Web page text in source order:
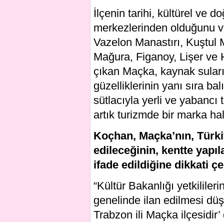
İlçenin tarihi, kültürel ve
merkezlerinden olduğunu
Vazelon Manastırı, Kuştul
Mağura, Figanoy, Lişer ve
çıkan Maçka, kaynak
güzelliklerinin yanı sıra
sütlacıyla yerli ve
artık turizmde bir marka
Koçhan, Maçka’nın,
edileceğinin, kentte
ifade edildiğine dikkati
“Kültür Bakanlığı
genelinde ilan edilmesi
Trabzon ili Maçka